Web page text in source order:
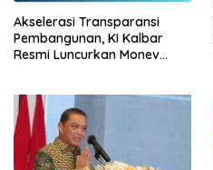
Akselerasi Transparansi
Pembangunan, KI Kalbar
Resmi Luncurkan Monev